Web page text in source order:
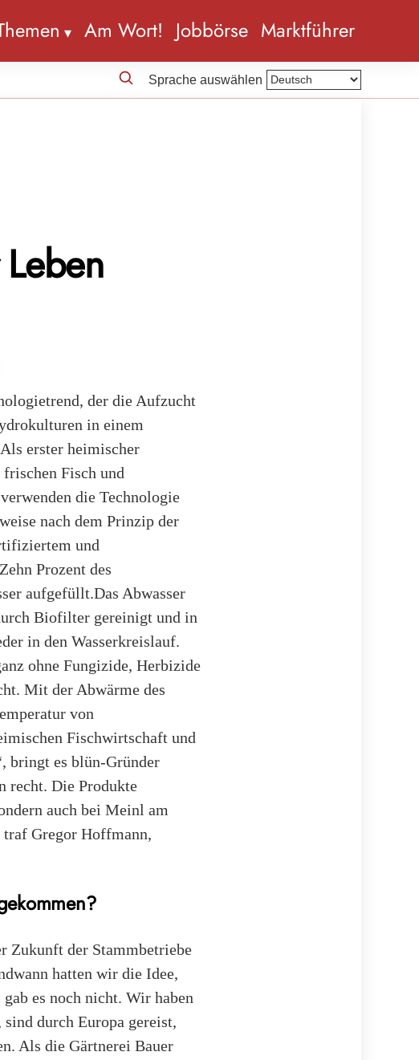
Am Wort! Jobbörse Marktführer
Sprache auswählen
der die Aufzucht
in einem
erster heimischer
Fisch und
die Technologie
nach dem Prinzip der
und
Prozent des
aufgefüllt.Das Abwasser
Biofilter gereinigt und in
in den Wasserkreislauf.
ohne Fungizide, Herbizide
Mit der Abwärme des
von
Fischwirtschaft und
bringt es blün-Gründer
recht. Die Produkte
auch bei Meinl am
Gregor Hoffmann,
Zukunft der Stammbetriebe
hatten wir die Idee,
es noch nicht. Wir haben
durch Europa gereist,
Als die Gärtnerei Bauer